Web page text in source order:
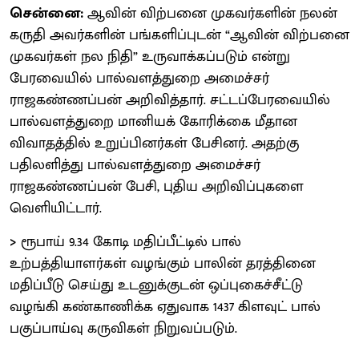
சென்னை:ஆவின் விற்பனை முகவர்களின் நலன்
கருதி அவர்களின் பங்களிப்புடன் “ஆவின் விற்பனை
முகவர்கள் நல நிதி” உருவாக்கப்படும் என்று
பேரவையில் பால்வளத்துறை அமைச்சர்
ராஜகண்ணப்பன் அறிவித்தார். சட்டப்பேரவையில்
பால்வளத்துறை மானியக் கோரிக்கை மீதான
விவாதத்தில் உறுப்பினர்கள் பேசினர். அதற்கு
பதிலளித்து பால்வளத்துறை அமைச்சர்
ராஜகண்ணப்பன் பேசி, புதிய அறிவிப்புகளை
வெளியிட்டார்.
> ரூபாய் 9.34 கோடி மதிப்பீட்டில் பால்
உற்பத்தியாளர்கள் வழங்கும் பாலின் தரத்தினை
மதிப்பீடு செய்து உடனுக்குடன் ஒப்புகைச்சீட்டு
வழங்கி கண்காணிக்க ஏதுவாக 1437 கிளவுட் பால்
பகுப்பாய்வு கருவிகள் நிறுவப்படும்.